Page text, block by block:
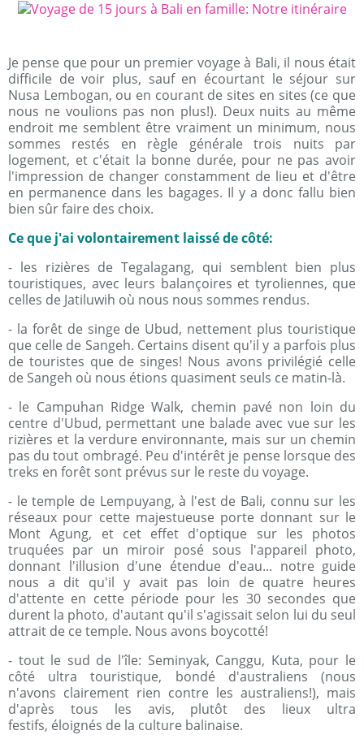
Je pense que pour un premier voyage à Bali, il nous était
difficile de voir plus, sauf en écourtant le séjour sur
Nusa Lembogan, ou en courant de sites en sites (ce que
nous ne voulions pas non plus!). Deux nuits au même
endroit me semblent être vraiment un minimum, nous
sommes restés en règle générale trois nuits par
logement, et c'était la bonne durée, pour ne pas avoir
l'impression de changer constamment de lieu et d'être
en permanence dans les bagages. Il y a donc fallu bien
bien sûr faire des choix.
Ce que j'ai volontairement laissé de côté:
- les rizières de Tegalagang, qui semblent bien plus
touristiques, avec leurs balançoires et tyroliennes, que
celles de Jatiluwih où nous nous sommes rendus.
- la forêt de singe de Ubud, nettement plus touristique
que celle de Sangeh. Certains disent qu'il y a parfois plus
de touristes que de singes! Nous avons privilégié celle
de Sangeh où nous étions quasiment seuls ce matin-là.
- le Campuhan Ridge Walk, chemin pavé non loin du
centre d'Ubud, permettant une balade avec vue sur les
rizières et la verdure environnante, mais sur un chemin
pas du tout ombragé. Peu d'intérêt je pense lorsque des
treks en forêt sont prévus sur le reste du voyage.
- le temple de Lempuyang, à l'est de Bali, connu sur les
réseaux pour cette majestueuse porte donnant sur le
Mont Agung, et cet effet d'optique sur les photos
truquées par un miroir posé sous l'appareil photo,
donnant l'illusion d'une étendue d'eau... notre guide
nous a dit qu'il y avait pas loin de quatre heures
d'attente en cette période pour les 30 secondes que
durent la photo, d'autant qu'il s'agissait selon lui du seul
attrait de ce temple. Nous avons boycotté!
- tout le sud de l'île: Seminyak, Canggu, Kuta, pour le
côté ultra touristique, bondé d'australiens (nous
n'avons clairement rien contre les australiens!), mais
d'après tous les avis, plutôt des lieux ultra
festifs, éloignés de la culture balinaise.